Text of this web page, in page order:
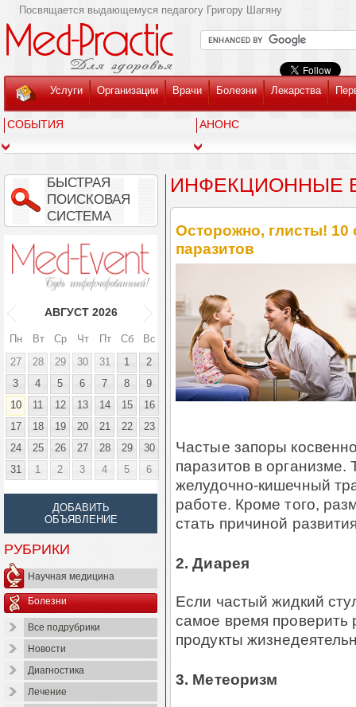
Посвящается выдающемуся педагогу Григору Шагяну
Услуги Организации Врачи Болезни Лекарства
СОБЫТИЯ АНОНС
БЫСТРАЯ
ПОИСКОВАЯ
СИСТЕМА
АВГУСТ 2026
Пн Вт Ср Чт Пт Сб
Вс
27
28 29 30 31 1
2
3
4 5 6 7 8
9
10
11 12 13 14 15
16
17
18 19 20 21 22
23
24
25 26 27 28 29
30
31
1 2 3 4 5 6
ДОБАВИТЬ
ОБЪЯВЛЕНИЕ
РУБРИКИ
Научная медицина
Болезни
Все подрубрики
Новости
Диагностика
Лечение
ИНФЕКЦИОННЫЕ
Осторожно, глисты!
паразитов
Частые запоры
паразитов в организме.
желудочно-кишечный
работе. Кроме того,
стать причиной
2. Диарея
Если частый жидкий
самое время
продукты
3. Метеоризм